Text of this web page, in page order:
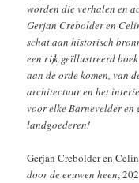
worden die verhalen en
Gerjan Crebolder en
schat aan historisch
een rijk geïllustreerd
aan de orde komen, van
architectuur en het
voor elke Barnevelder en
landgoederen!
Gerjan Crebolder en
door de eeuwen heen,